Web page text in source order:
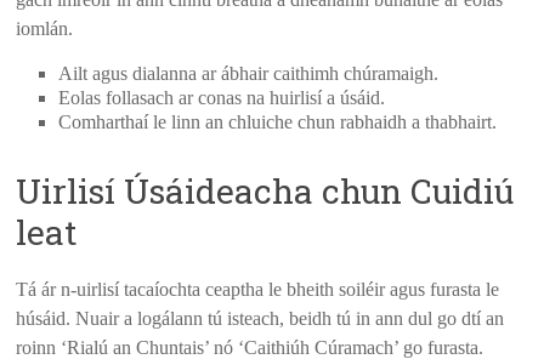
iomlán.
Ailt agus dialanna ar ábhair caithimh chúramaigh.
Eolas follasach ar conas na huirlisí a úsáid.
Comharthaí le linn an chluiche chun rabhaidh a thabhairt.
Uirlisí Úsáideacha chun Cuidiú
leat
Tá ár n-uirlisí tacaíochta ceaptha le bheith soiléir agus furasta le
húsáid. Nuair a logálann tú isteach, beidh tú in ann dul go dtí an
roinn ‘Rialú an Chuntais’ nó ‘Caithiúh Cúramach’ go furasta.